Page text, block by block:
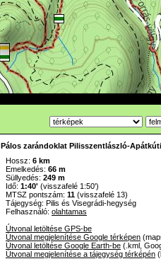
Pálos zarándoklat Pilisszentlászló-
Hossz: 6 km
Emelkedés: 66 m
Süllyedés: 249 m
Idő: 1:40' (visszafelé 1:50')
MTSZ pontszám: 11 (visszafelé 13)
Tájegység: Pilis és Visegrádi-hegység
Felhasználó: olahtamas
Útvonal letöltése GPS-be
Útvonal megjelenítése Google térképen
Útvonal letöltése Google Earth-be (.kml,
Útvonal megjelenítése a tájegység térképén